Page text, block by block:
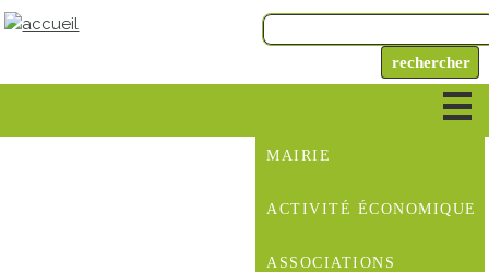
MAIRIE
ACTIVITÉ ÉCONOMIQUE
ASSOCIATIONS